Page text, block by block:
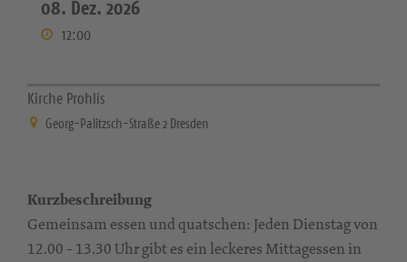
08. Dez. 2026
12:00
Kirche Prohlis
Georg-Palitzsch-Straße 2 Dresden
Kurzbeschreibung
Gemeinsam essen und quatschen: Jeden Dienstag von
12.00 - 13.30 Uhr gibt es ein leckeres Mittagessen in